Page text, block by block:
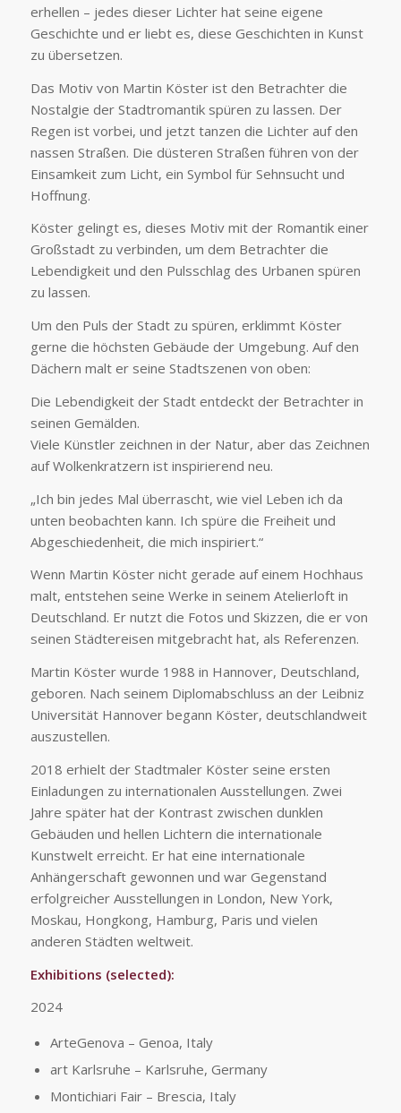
erhellen – jedes dieser Lichter hat seine eigene
Geschichte und er liebt es, diese Geschichten in Kunst
zu übersetzen.
Das Motiv von Martin Köster ist den Betrachter die
Nostalgie der Stadtromantik spüren zu lassen. Der
Regen ist vorbei, und jetzt tanzen die Lichter auf den
nassen Straßen. Die düsteren Straßen führen von der
Einsamkeit zum Licht, ein Symbol für Sehnsucht und
Hoffnung.
Köster gelingt es, dieses Motiv mit der Romantik einer
Großstadt zu verbinden, um dem Betrachter die
Lebendigkeit und den Pulsschlag des Urbanen spüren
zu lassen.
Um den Puls der Stadt zu spüren, erklimmt Köster
gerne die höchsten Gebäude der Umgebung. Auf den
Dächern malt er seine Stadtszenen von oben:
Die Lebendigkeit der Stadt entdeckt der Betrachter in
seinen Gemälden.
Viele Künstler zeichnen in der Natur, aber das Zeichnen
auf Wolkenkratzern ist inspirierend neu.
„Ich bin jedes Mal überrascht, wie viel Leben ich da
unten beobachten kann. Ich spüre die Freiheit und
Abgeschiedenheit, die mich inspiriert.“
Wenn Martin Köster nicht gerade auf einem Hochhaus
malt, entstehen seine Werke in seinem Atelierloft in
Deutschland. Er nutzt die Fotos und Skizzen, die er von
seinen Städtereisen mitgebracht hat, als Referenzen.
Martin Köster wurde 1988 in Hannover, Deutschland,
geboren. Nach seinem Diplomabschluss an der Leibniz
Universität Hannover begann Köster, deutschlandweit
auszustellen.
2018 erhielt der Stadtmaler Köster seine ersten
Einladungen zu internationalen Ausstellungen. Zwei
Jahre später hat der Kontrast zwischen dunklen
Gebäuden und hellen Lichtern die internationale
Kunstwelt erreicht. Er hat eine internationale
Anhängerschaft gewonnen und war Gegenstand
erfolgreicher Ausstellungen in London, New York,
Moskau, Hongkong, Hamburg, Paris und vielen
anderen Städten weltweit.
Exhibitions (selected):
2024
ArteGenova – Genoa, Italy
art Karlsruhe – Karlsruhe, Germany
Montichiari Fair​ – Brescia, Italy​